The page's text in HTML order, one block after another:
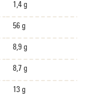
1,4 g
56 g
8,9 g
8,7 g
13 g